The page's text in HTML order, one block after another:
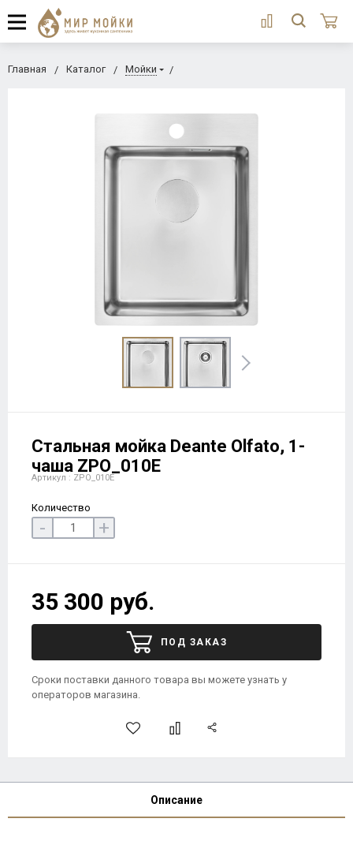
Главная Каталог Мойки
Стальная мойка Deante Olfato, 1-
чаша ZPO_010E
Артикул : ZPO_010E
Количество
- +
35 300 руб.
ПОД ЗАКАЗ
Сроки поставки данного товара вы можете узнать у
операторов магазина.
Описание